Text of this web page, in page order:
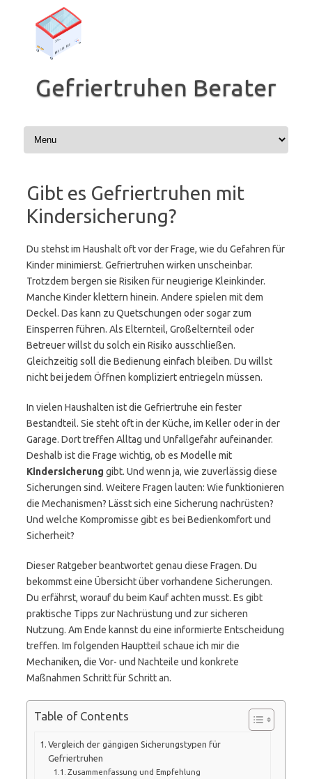
springen
Gefriertruhen Berater
Gibt es Gefriertruhen mit
Kindersicherung?
Du stehst im Haushalt oft vor der Frage, wie du Gefahren für
Kinder minimierst. Gefriertruhen wirken unscheinbar.
Trotzdem bergen sie Risiken für neugierige Kleinkinder.
Manche Kinder klettern hinein. Andere spielen mit dem
Deckel. Das kann zu Quetschungen oder sogar zum
Einsperren führen. Als Elternteil, Großelternteil oder
Betreuer willst du solch ein Risiko ausschließen.
Gleichzeitig soll die Bedienung einfach bleiben. Du willst
nicht bei jedem Öffnen kompliziert entriegeln müssen.
In vielen Haushalten ist die Gefriertruhe ein fester
Bestandteil. Sie steht oft in der Küche, im Keller oder in der
Garage. Dort treffen Alltag und Unfallgefahr aufeinander.
Deshalb ist die Frage wichtig, ob es Modelle mit
Kindersicherung gibt. Und wenn ja, wie zuverlässig diese
Sicherungen sind. Weitere Fragen lauten: Wie funktionieren
die Mechanismen? Lässt sich eine Sicherung nachrüsten?
Und welche Kompromisse gibt es bei Bedienkomfort und
Sicherheit?
Dieser Ratgeber beantwortet genau diese Fragen. Du
bekommst eine Übersicht über vorhandene Sicherungen.
Du erfährst, worauf du beim Kauf achten musst. Es gibt
praktische Tipps zur Nachrüstung und zur sicheren
Nutzung. Am Ende kannst du eine informierte Entscheidung
treffen. Im folgenden Hauptteil schaue ich mir die
Mechaniken, die Vor- und Nachteile und konkrete
Maßnahmen Schritt für Schritt an.
Table of Contents
Vergleich der gängigen Sicherungstypen für
Gefriertruhen
Zusammenfassung und Empfehlung